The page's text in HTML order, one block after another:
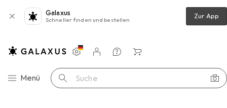
Galaxus
Schneller finden und bestellen Zur App
Navigation nach Kategorien
Menü Suche
Einstellungen
Kundenkonto
Vergleichslisten
Merklisten
Warenkorb